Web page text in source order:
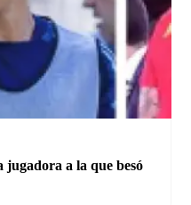
jugadora a la que besó